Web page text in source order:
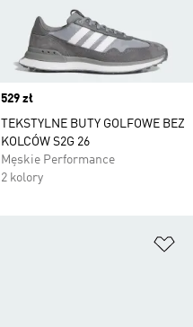
Price
529 zł
TEKSTYLNE BUTY GOLFOWE BEZ
KOLCÓW S2G 26
Męskie Performance
2 kolory